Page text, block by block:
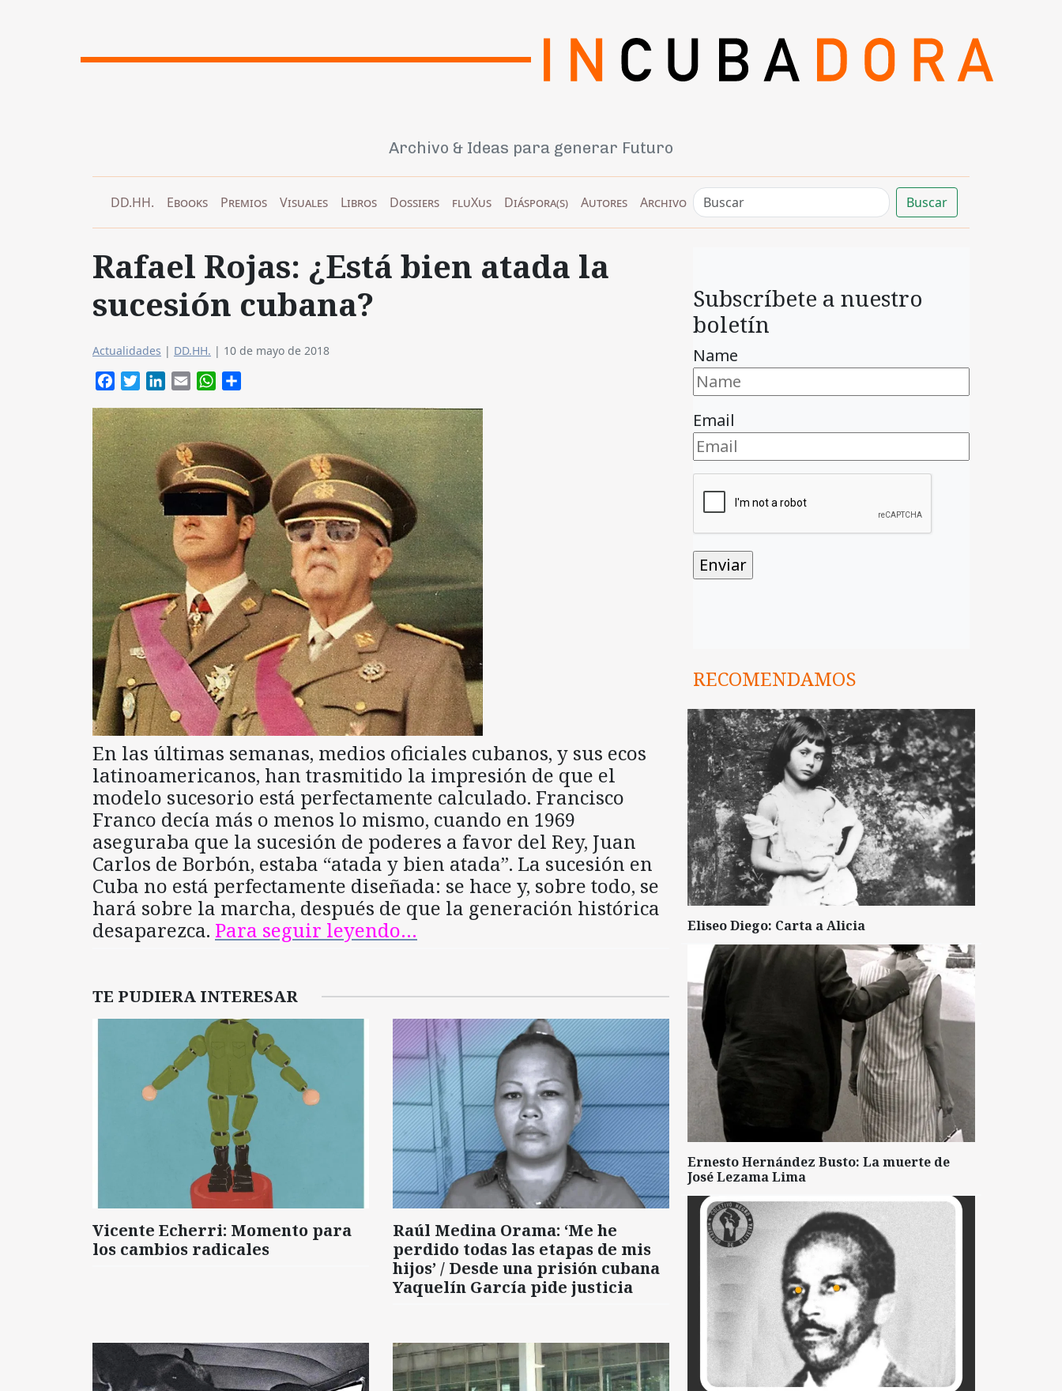
Archivo & Ideas para generar Futuro
DD.HH. Ebooks Premios Visuales Libros Dossiers fluXus Diáspora(s) Autores Archivo Buscar
Rafael Rojas: ¿Está bien atada la
sucesión cubana?
Actualidades | DD.HH. | 10 de mayo de 2018
FacebookTwitterLinkedIn
Email WhatsApp
En las últimas semanas, medios oficiales cubanos, y sus ecos
latinoamericanos, han trasmitido la impresión de que el
modelo sucesorio está perfectamente calculado. Francisco
Franco decía más o menos lo mismo, cuando en 1969
aseguraba que la sucesión de poderes a favor del Rey, Juan
Carlos de Borbón, estaba “atada y bien atada”. La sucesión en
Cuba no está perfectamente diseñada: se hace y, sobre todo, se
hará sobre la marcha, después de que la generación histórica
desaparezca. Para seguir leyendo…
TE PUDIERA INTERESAR
Vicente Echerri: Momento para
los cambios radicales
Raúl Medina Orama: ‘Me he
perdido todas las etapas de mis
hijos’ / Desde una prisión cubana
Yaquelín García pide justicia
Subscríbete a nuestro
boletín
Name
Email
RECOMENDAMOS
Eliseo Diego: Carta a Alicia
Ernesto Hernández Busto: La muerte de
José Lezama Lima